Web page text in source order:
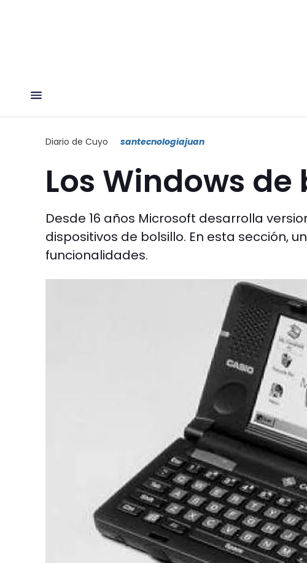
Diario de Cuyo santecnologiajuan
Los Windows
Desde 16 años Microsoft desarrolla
dispositivos de bolsillo. En esta sección,
funcionalidades.